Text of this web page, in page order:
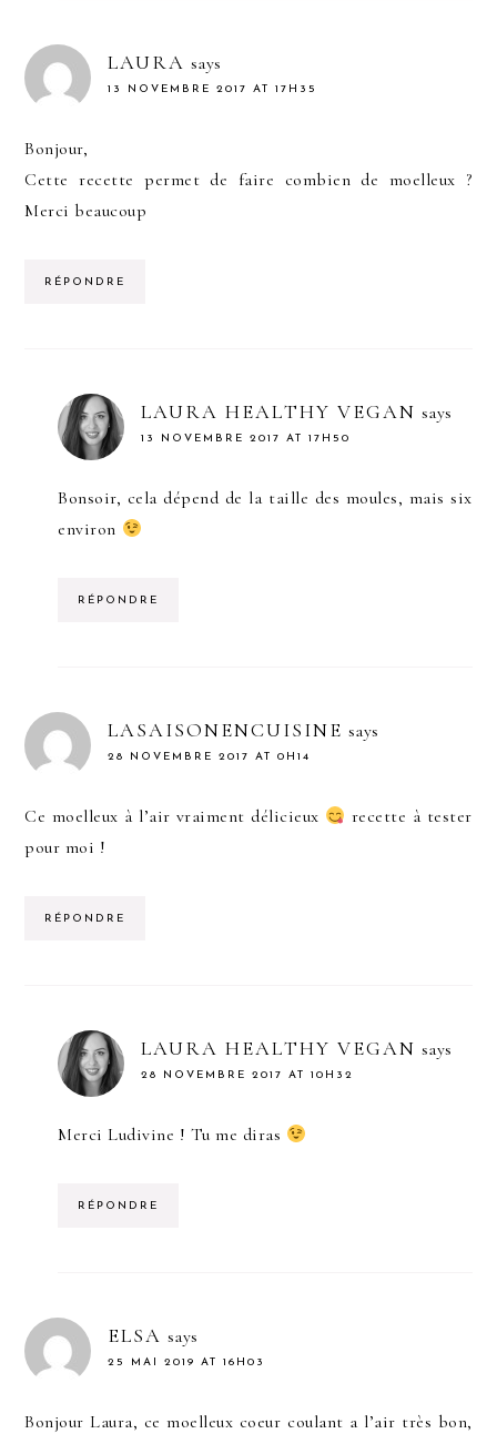
LAURA says
13 NOVEMBRE 2017 AT 17H35
Bonjour,
Cette recette permet de faire combien de moelleux ?
Merci beaucoup
RÉPONDRE
LAURA HEALTHY VEGAN says
13 NOVEMBRE 2017 AT 17H50
Bonsoir, cela dépend de la taille des moules, mais six
environ
RÉPONDRE
LASAISONENCUISINE says
28 NOVEMBRE 2017 AT 0H14
Ce moelleux à l’air vraiment délicieux
recette à tester
pour moi !
RÉPONDRE
LAURA HEALTHY VEGAN says
28 NOVEMBRE 2017 AT 10H32
Merci Ludivine ! Tu me diras
RÉPONDRE
ELSA says
25 MAI 2019 AT 16H03
Bonjour Laura, ce moelleux coeur coulant a l’air très bon,